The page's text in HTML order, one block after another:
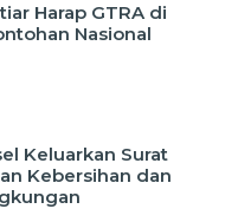
Harap GTRA di
Nasional
Keluarkan Surat
Kebersihan dan